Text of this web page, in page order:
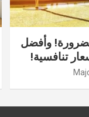
وأفضل
تنافسية!